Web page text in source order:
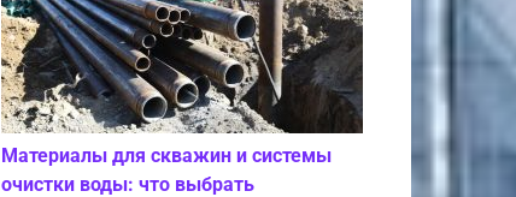
Материалы для скважин и системы
очистки воды: что выбрать